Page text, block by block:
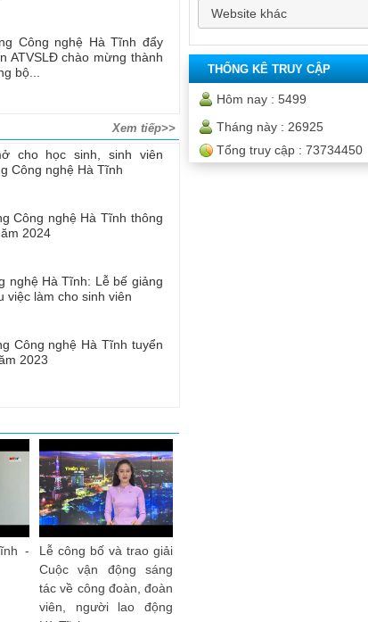
Công nghệ Hà Tĩnh đẩy
ATVSLĐ chào mừng thành
bộ...
Xem tiếp>>
cho học sinh, sinh viên
Công nghệ Hà Tĩnh
Công nghệ Hà Tĩnh thông
2024
nghệ Hà Tĩnh: Lễ bế giảng
việc làm cho sinh viên
Công nghệ Hà Tĩnh tuyển
2023
hát Công đoàn
Tĩnh - Mạnh Chiến
Chúng tôi vào ca - Trần
Nguyên Phú
Website khác
THỐNG KÊ TRUY CẬP
Hôm nay : 5499
Tháng này : 26925
Tổng truy cập : 73734450